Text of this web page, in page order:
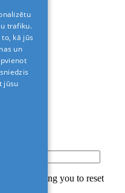
link allowing you to reset
trafiku.
kā jūs
un
jūsu